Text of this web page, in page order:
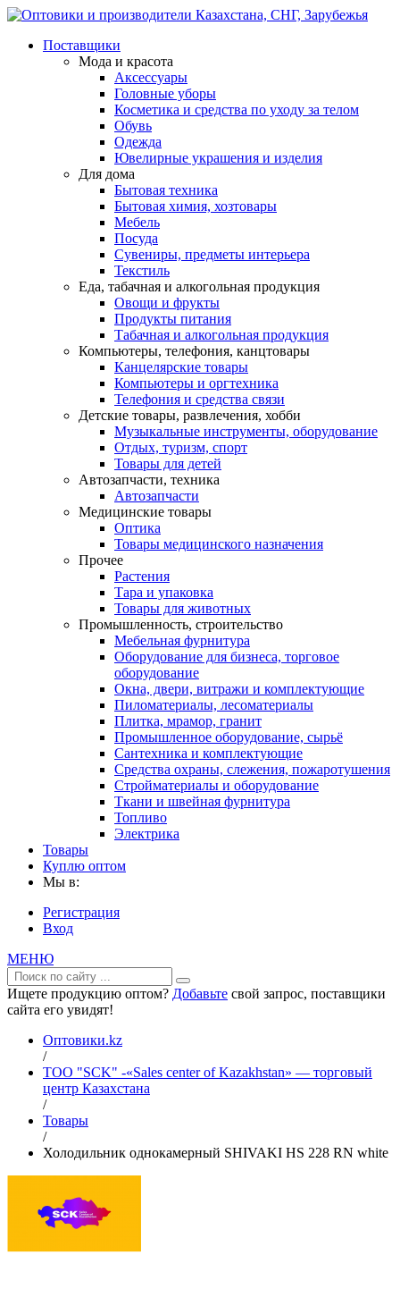
Поставщики
Мода и красота
Аксессуары
Головные уборы
Косметика и средства по уходу за телом
Обувь
Одежда
Ювелирные украшения и изделия
Для дома
Бытовая техника
Бытовая химия, хозтовары
Мебель
Посуда
Сувениры, предметы интерьера
Текстиль
Еда, табачная и алкогольная продукция
Овощи и фрукты
Продукты питания
Табачная и алкогольная продукция
Компьютеры, телефония, канцтовары
Канцелярские товары
Компьютеры и оргтехника
Телефония и средства связи
Детские товары, развлечения, хобби
Музыкальные инструменты, оборудование
Отдых, туризм, спорт
Товары для детей
Автозапчасти, техника
Автозапчасти
Медицинские товары
Оптика
Товары медицинского назначения
Прочее
Растения
Тара и упаковка
Товары для животных
Промышленность, строительство
Мебельная фурнитура
Оборудование для бизнеса, торговое
оборудование
Окна, двери, витражи и комплектующие
Пиломатериалы, лесоматериалы
Плитка, мрамор, гранит
Промышленное оборудование, сырьё
Сантехника и комплектующие
Средства охраны, слежения, пожаротушения
Стройматериалы и оборудование
Ткани и швейная фурнитура
Топливо
Электрика
Товары
Куплю оптом
Мы в:
Регистрация
Вход
МЕНЮ
Ищете продукцию оптом? Добавьте свой запрос, поставщики
сайта его увидят!
Оптовики.kz
/
ТОО "SCK" -«Sales center of Kazakhstan» — торговый
центр Казахстана
/
Товары
/
Холодильник однокамерный SHIVAKI HS 228 RN white